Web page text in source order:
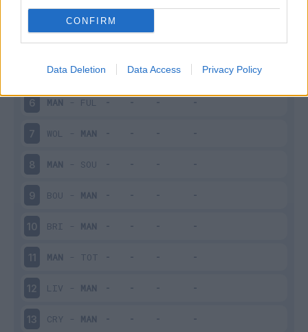
CONFIRM
Data Deletion Data Access Privacy Policy
3 MAN-BRE
4 MAN-ARS
NEW-MAN
6 MAN - FUL
7 WOL - MAN
8 MAN - SOU
9 BOU - MAN
10 BRI - MAN
11 MAN - TOT
12 LIV - MAN
13 CRY - MAN